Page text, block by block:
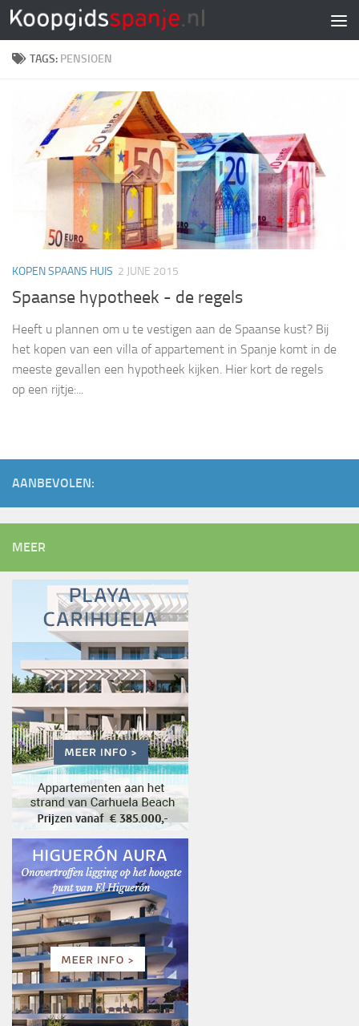
Doorgaan naar inhoud
TAGS: PENSIOEN
KOPEN SPAANS HUIS 2 JUNE 2015
Spaanse hypotheek ­- de regels
Heeft u plannen om u te vestigen aan de Spaanse kust? Bij
het kopen van een villa of appartement in Spanje komt in de
meeste gevallen een hypotheek kijken. Hier kort de regels
op een rijtje:...
AANBEVOLEN:
MEER